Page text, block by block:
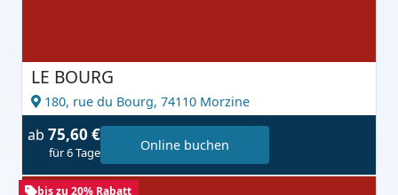
LE BOURG
180, rue du Bourg, 74110 Morzine
ab 75,60 €
für 6 Tage Online buchen
bis zu 20% Rabatt